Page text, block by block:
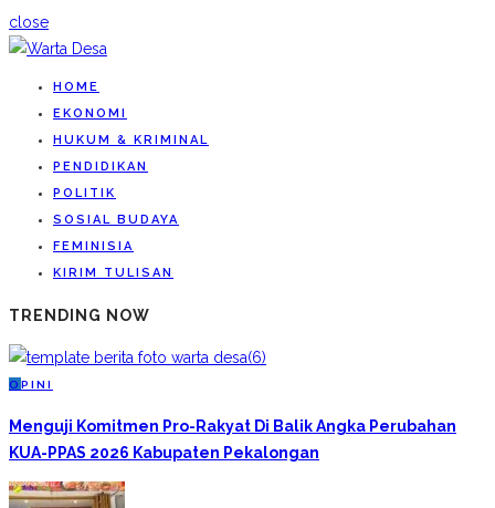
close
HOME
EKONOMI
HUKUM & KRIMINAL
PENDIDIKAN
POLITIK
SOSIAL BUDAYA
FEMINISIA
KIRIM TULISAN
TRENDING NOW
O PINI
Menguji Komitmen Pro-Rakyat Di Balik Angka Perubahan
KUA-PPAS 2026 Kabupaten Pekalongan